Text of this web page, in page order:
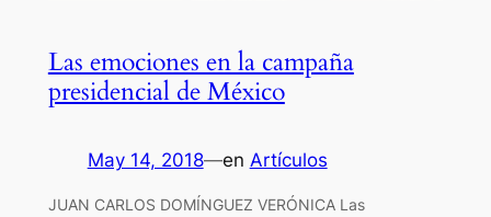
Las emociones en la campaña
presidencial de México
May 14, 2018—en Artículos
JUAN CARLOS DOMÍNGUEZ VERÓNICA Las